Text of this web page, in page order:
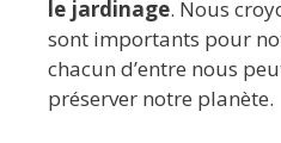
le jardinage. Nous
sont importants pour
chacun d’entre nous
préserver notre planète.